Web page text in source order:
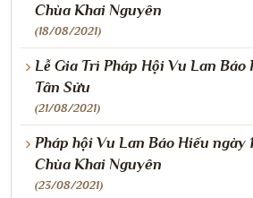
Chùa Khai Nguyên
(18/08/2021)
Lễ Gia Trì Pháp Hội Vu Lan Báo
Tân Sửu
(21/08/2021)
Pháp hội Vu Lan Báo Hiếu ngày
Chùa Khai Nguyên
(23/08/2021)